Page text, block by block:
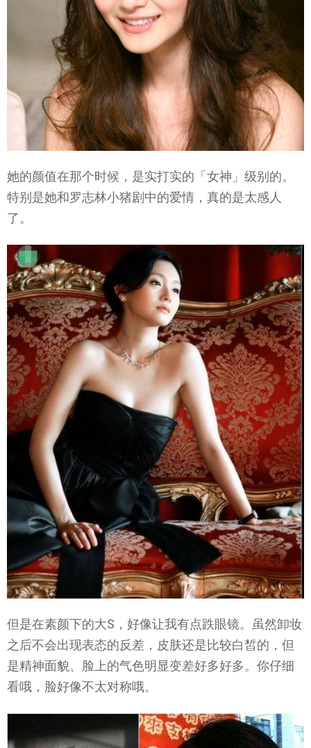
她的颜值在那个时候，是实打实的「女神」级别的。
特别是她和罗志林小猪剧中的爱情，真的是太感人
了。
但是在素颜下的大S，好像让我有点跌眼镜。虽然卸妆
之后不会出现表态的反差，皮肤还是比较白皙的，但
是精神面貌、脸上的气色明显变差好多好多。你仔细
看哦，脸好像不太对称哦。